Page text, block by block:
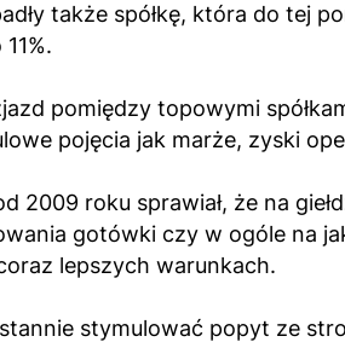
także spółkę, która do tej
pomiędzy topowymi
pojęcia jak marże, zyski
roku sprawiał, że na
gotówki czy w ogóle na
lepszych warunkach.
stymulować popyt ze